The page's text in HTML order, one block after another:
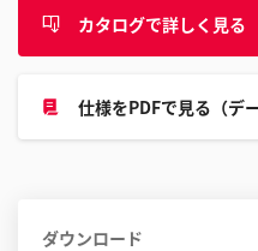
カタログで詳しく見る
仕様をPDFで見る（デ
ダウンロード